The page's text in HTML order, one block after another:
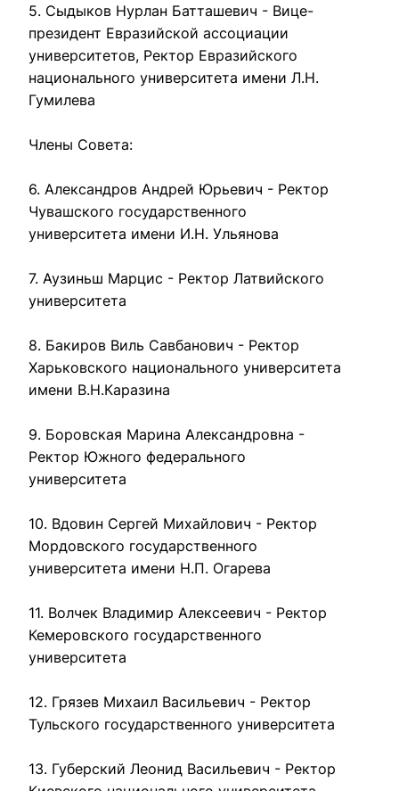
5. Сыдыков Нурлан Батташевич - Вице-
президент Евразийской ассоциации
университетов, Ректор Евразийского
национального университета имени Л.Н.
Гумилева
Члены Совета:
6. Александров Андрей Юрьевич - Ректор
Чувашского государственного
университета имени И.Н. Ульянова
7. Аузиньш Марцис - Ректор Латвийского
университета
8. Бакиров Виль Савбанович - Ректор
Харьковского национального университета
имени В.Н.Каразина
9. Боровская Марина Александровна -
Ректор Южного федерального
университета
10. Вдовин Сергей Михайлович - Ректор
Мордовского государственного
университета имени Н.П. Огарева
11. Волчек Владимир Алексеевич - Ректор
Кемеровского государственного
университета
12. Грязев Михаил Васильевич - Ректор
Тульского государственного университета
13. Губерский Леонид Васильевич - Ректор